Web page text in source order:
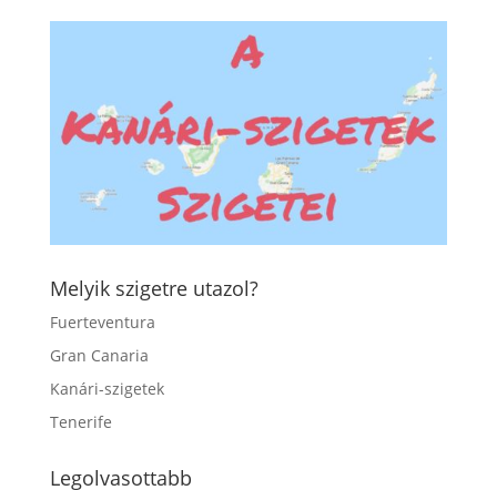
Melyik szigetre utazol?
Fuerteventura
Gran Canaria
Kanári-szigetek
Tenerife
Legolvasottabb